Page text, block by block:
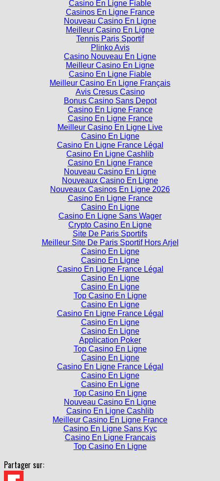
Casinos En Ligne France
Nouveau Casino En Ligne
Meilleur Casino En Ligne
Tennis Paris Sportif
Plinko Avis
Casino Nouveau En Ligne
Meilleur Casino En Ligne
Casino En Ligne Fiable
Meilleur Casino En Ligne Français
Avis Cresus Casino
Bonus Casino Sans Depot
Casino En Ligne France
Casino En Ligne France
Meilleur Casino En Ligne Live
Casino En Ligne
Casino En Ligne France Légal
Casino En Ligne Cashlib
Casino En Ligne France
Nouveau Casino En Ligne
Nouveaux Casino En Ligne
Nouveaux Casinos En Ligne 2026
Casino En Ligne France
Casino En Ligne
Casino En Ligne Sans Wager
Crypto Casino En Ligne
Site De Paris Sportifs
Meilleur Site De Paris Sportif Hors Arjel
Casino En Ligne
Casino En Ligne
Casino En Ligne France Légal
Casino En Ligne
Casino En Ligne
Top Casino En Ligne
Casino En Ligne
Casino En Ligne France Légal
Casino En Ligne
Casino En Ligne
Application Poker
Top Casino En Ligne
Casino En Ligne
Casino En Ligne France Légal
Casino En Ligne
Casino En Ligne
Top Casino En Ligne
Nouveau Casino En Ligne
Casino En Ligne Cashlib
Meilleur Casino En Ligne France
Casino En Ligne Sans Kyc
Casino En Ligne Francais
Top Casino En Ligne